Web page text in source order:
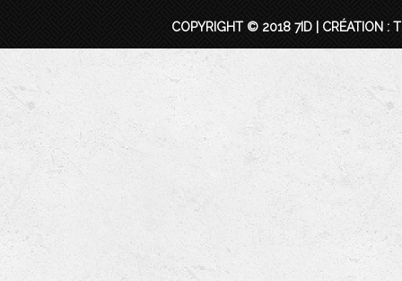
COPYRIGHT © 2018 7ID | CRÉATION :